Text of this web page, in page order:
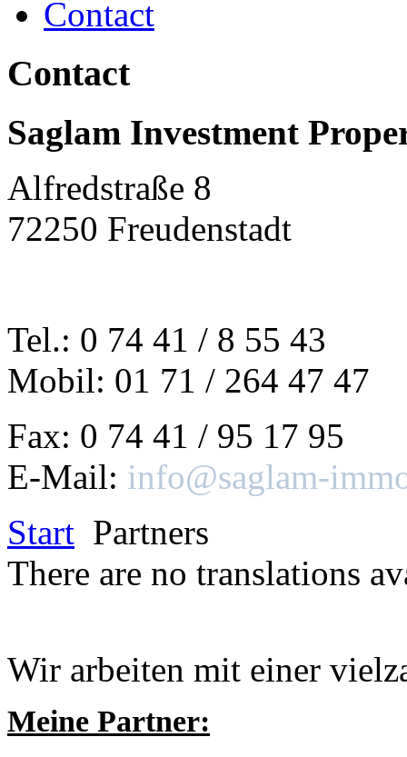
Contact
Contact
Saglam Investment
Alfredstraße 8
72250 Freudenstadt
Tel.: 0 74 41 / 8 55 43
Mobil: 01 71 / 264 47 47
Fax: 0 74 41 / 95 17 95
E-Mail: info@saglam-
Start Partners
There are no translations
Wir arbeiten mit einer
Meine Partner: